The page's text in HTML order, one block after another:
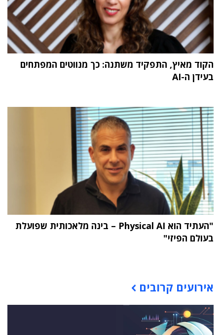
הקוד מאיץ, התפקיד משתנה: כך מנווטים המפתחים
בעידן ה-AI
"העתיד הוא Physical AI – בינה מלאכותית שפועלת
בעולם הפיזי"
אירועים קרובים